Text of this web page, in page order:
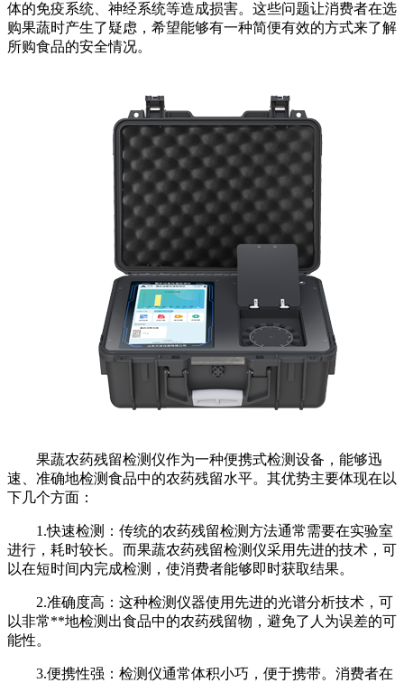
体的免疫系统、神经系统等造成损害。这些问题让消费者在选
购果蔬时产生了疑虑，希望能够有一种简便有效的方式来了解
所购食品的安全情况。
果蔬农药残留检测仪作为一种便携式检测设备，能够迅
速、准确地检测食品中的农药残留水平。其优势主要体现在以
下几个方面：
1.快速检测：传统的农药残留检测方法通常需要在实验室
进行，耗时较长。而果蔬农药残留检测仪采用先进的技术，可
以在短时间内完成检测，使消费者能够即时获取结果。
2.准确度高：这种检测仪器使用先进的光谱分析技术，可
以非常**地检测出食品中的农药残留物，避免了人为误差的可
能性。
3.便携性强：检测仪通常体积小巧，便于携带。消费者在